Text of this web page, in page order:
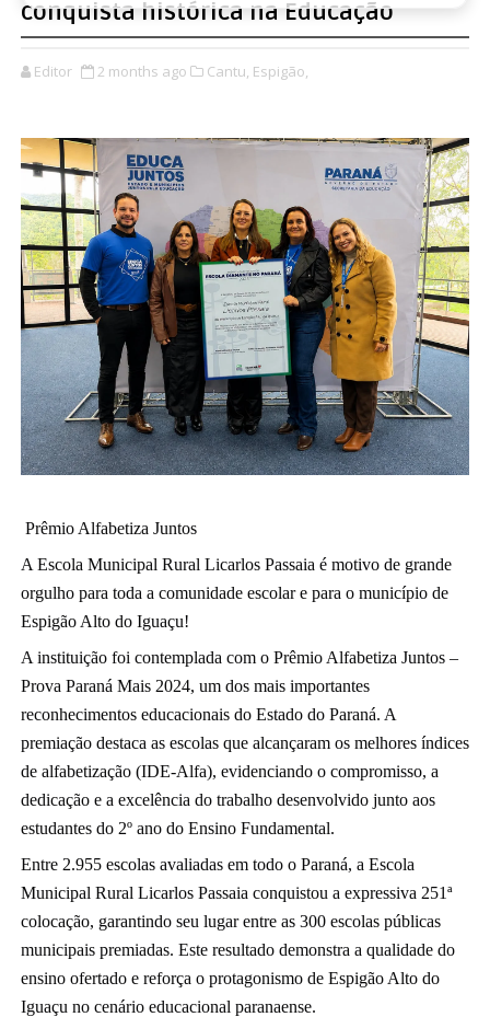
conquista histórica na Educação
Editor 2 months ago Cantu, Espigão,
Prêmio Alfabetiza Juntos
A Escola Municipal Rural Licarlos Passaia é motivo de grande
orgulho para toda a comunidade escolar e para o município de
Espigão Alto do Iguaçu!
A instituição foi contemplada com o Prêmio Alfabetiza Juntos –
Prova Paraná Mais 2024, um dos mais importantes
reconhecimentos educacionais do Estado do Paraná. A
premiação destaca as escolas que alcançaram os melhores índices
de alfabetização (IDE-Alfa), evidenciando o compromisso, a
dedicação e a excelência do trabalho desenvolvido junto aos
estudantes do 2º ano do Ensino Fundamental.
Entre 2.955 escolas avaliadas em todo o Paraná, a Escola
Municipal Rural Licarlos Passaia conquistou a expressiva 251ª
colocação, garantindo seu lugar entre as 300 escolas públicas
municipais premiadas. Este resultado demonstra a qualidade do
ensino ofertado e reforça o protagonismo de Espigão Alto do
Iguaçu no cenário educacional paranaense.